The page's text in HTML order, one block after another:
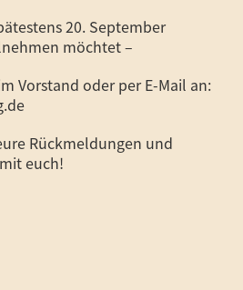
20. September
möchtet –
Vorstand oder per E-Mail an:
Rückmeldungen und
euch!